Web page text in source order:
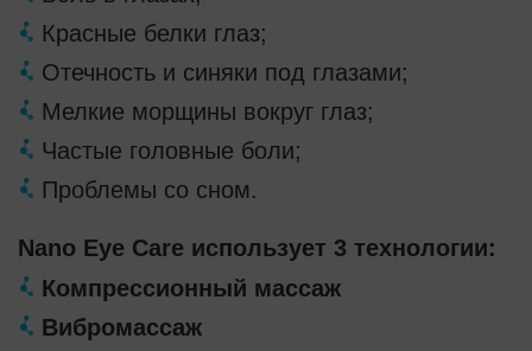
Красные белки глаз;
Отечность и синяки под глазами;
Мелкие морщины вокруг глаз;
Частые головные боли;
Проблемы со сном.
Nano Eye Care использует 3 технологии:
Компрессионный массаж
Вибромассаж